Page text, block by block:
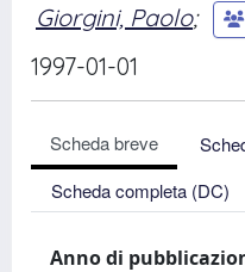
Giorgini, Paolo;
1997-01-01
Scheda breve
Scheda completa (DC)
Anno di